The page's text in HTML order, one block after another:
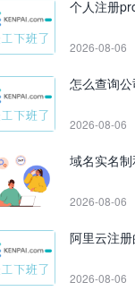
个人注册
2026-08-06
怎么查询
2026-08-06
域名实名
2026-08-06
阿里云注
2026-08-06